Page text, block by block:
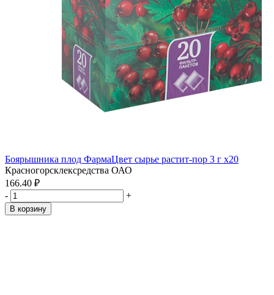
Боярышника плод ФармаЦвет сырье растит-пор 3 г x20
Красногорсклексредства ОАО
166.40 ₽
-
+
В корзину